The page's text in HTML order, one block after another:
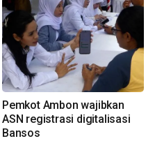
Pemkot Ambon wajibkan
ASN registrasi digitalisasi
Bansos